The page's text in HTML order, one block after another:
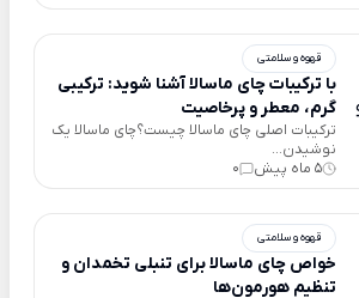
قهوه و سلامتی
با ترکیبات چای ماسالا آشنا شوید: ترکیبی
گرم، معطر و پرخاصیت
ترکیبات اصلی چای ماسالا چیست؟چای ماسالا یک
نوشیدن...
5 ماه پیش
0
قهوه و سلامتی
خواص چای ماسالا برای تنبلی تخمدان و
تنظیم هورمون‌ها